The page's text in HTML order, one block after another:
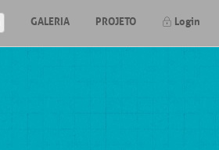
GALERIA PROJETO Login